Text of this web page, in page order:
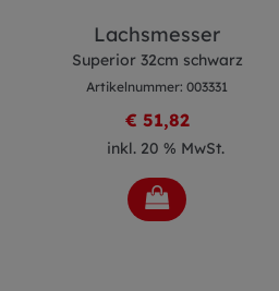
Lachsmesser
Superior 32cm schwarz
Artikelnummer: 003331
€ 51,82
inkl. 20 % MwSt.